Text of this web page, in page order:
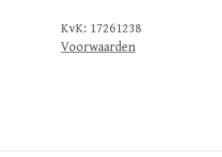
KvK: 17261238
Voorwaarden